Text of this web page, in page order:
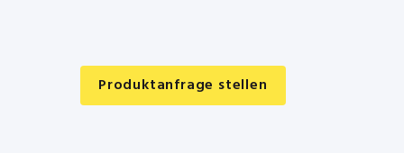
Produktanfrage stellen